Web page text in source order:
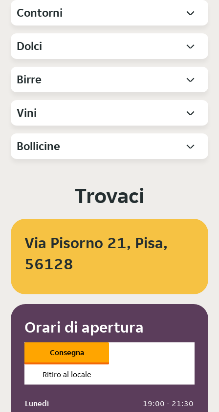
Contorni
Dolci
Birre
Vini
Bollicine
Trovaci
Via Pisorno 21, Pisa,
56128
Orari di apertura
Consegna
Ritiro al locale
Lunedì
19:00 - 21:30